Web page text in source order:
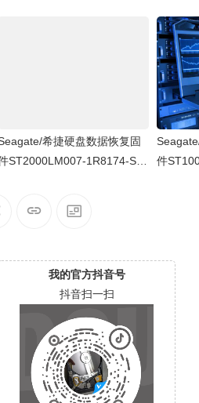
希捷硬盘数据恢复固
ST2000LM007-1R8174-SB
件
我的官方抖音号
抖音扫一扫